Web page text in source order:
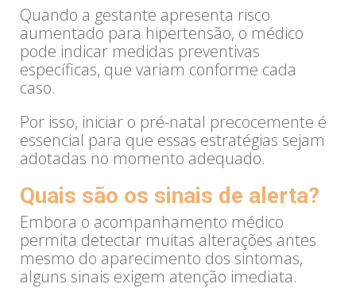
Quando a gestante apresenta risco
aumentado para hipertensão, o médico
pode indicar medidas preventivas
específicas, que variam conforme cada
caso.
Por isso, iniciar o pré-natal precocemente é
essencial para que essas estratégias sejam
adotadas no momento adequado.
Quais são os sinais de alerta?
Embora o acompanhamento médico
permita detectar muitas alterações antes
mesmo do aparecimento dos sintomas,
alguns sinais exigem atenção imediata.